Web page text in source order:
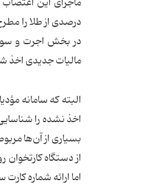
درصدی از طلا را
در بخش اجرت و
مالیات جدیدی اخذ
البته که سامانه
اخذ نشده را
بسیاری از آن‌ها
از دستگاه
اما ارائه شماره